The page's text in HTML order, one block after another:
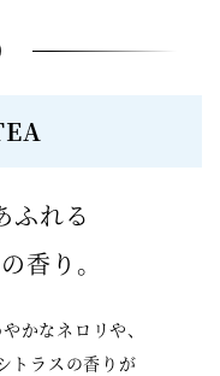
ふれる
香り。
かなネロリや、
トラスの香りが